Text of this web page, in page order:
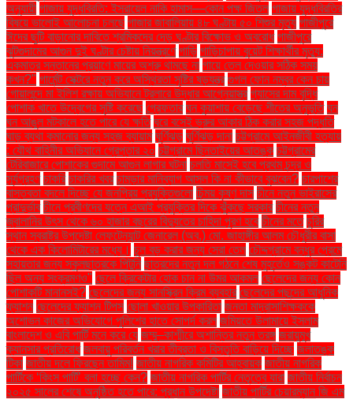
অনুযায়ী গাজায় যুদ্ধবিরতি: ইসরায়েল নাকি হামাস—কোন পক্ষ জিতল গাজায় যুদ্ধবিরতির
বিষয়ে ভালোই আলোচনা চলছে গাজার জাবালিয়ায় ৪৮ ঘণ্টায় ৫০ শিশুর মৃত্যু গাজীপুরে
ঈদের ছুটি বাড়ানোর দাবিতে শ্রমিকদের দেড় ঘণ্টার বিক্ষোভ ও অবরোধ গাজীপুরে
ঝুটগুদামের আগুন দুই ঘণ্টার চেষ্টায় নিয়ন্ত্রণে গাড়ি গাড়িচাপায় বুয়েট শিক্ষার্থীর মৃত্যু:
একমাত্র সন্তানের প্রয়াণে মায়ের অশ্রু থামছে না গায়ে তেল দেওয়ার সঠিক সময়
কখন?" গার্মেন্ট সেক্টরে নতুন করে অস্থিরতা সৃষ্টির ষড়যন্ত্র গুগল ফোন নম্বর কেন চায়
গোয়ালন্দে মা ইলিশ রক্ষায় অভিযানে ট্রলারে উদ্ধার আগ্নেয়াস্ত্র গ্যাসের দাম বৃদ্ধি
পোশাক খাতে উদ্বেগের সৃষ্টি করেছে গ্রেফতার ঘন কুয়াশায় বেড়েছে শীতের অনুভূতি ঘন
ঘন আঙুল মটকালে হতে পারে যে ক্ষতি ঘরে বসেই ভ্রুর আকার ঠিক করার সহজ পদ্ধতি
ঘাড় ব্যথা কমানোর জন্য সহজ ব্যায়াম ঘূর্ণিঝড় ঘূর্ণিঝড় দানা চট্টগ্রামে আইনজীবী হত্যায়
: যৌথ বাহিনীর অভিযানে গ্রেপ্তার ২০ চট্টগ্রামে ছিনতাইয়ের আতঙ্ক চট্টগ্রামের
টেরিবাজারে পোশাকের গুদামে আগুন লাগার ঘটনা চলতি মাসেই হবে প্রথম চন্দ্র ও
সূর্যগ্রহণ চাকরি চাকরির খবর চামড়ার মানিব্যাগ আসল কি না কীভাবে বুঝবেন? চারপাশের
বাস্তবতা বদলে দিচ্ছে যে জনপ্রিয় প্রযুক্তিগুলো চিন্ময় কৃষ্ণ দাস চীনে নতুন ভাইরাসের
প্রাদুর্ভাব চীনে প্রবীণদের যত্নে এআই প্রযুক্তির দিকে ঝুঁকছে সরকার চীনের নতুন
জ্বালানির উৎস থেকে ৬০ হাজার বছরের বিদ্যুতের চাহিদা পূরণ হবে চীনের মতে চুরির
স্থান স্বরাষ্ট্র উপদেষ্টা লেফটেন্যান্ট জেনারেল (অব.) মো. জাহাঙ্গীর আলম চৌধুরীর বাসা
থেকে এক কিলোমিটারের মধ্যে। চুল বড় করার জন্য সেরা তেল চৌদ্দগ্রামে বন্ধুর প্রেমে
সহায়তার জন্য স্কুলছাত্রকে পিটুনি ছাত্রদের নতুন দল গঠনে শেষ মুহূর্তেও সঙ্কট কাটেনি
ছিল অন্য সংক্রমণও" ছেলে ক্রিকেটার হোক চান না উমর আকমল ছেলেদের জন্য কোন
পোশাকটি মানানসই? ছেলেদের জন্য সানস্ক্রিন ক্রিম ব্যবহার ছেলেদের পছন্দের আধুনিক
ফ্যাশন ছেলেদের ফ্যাশন টিপস ছোলা খাওয়ার উপকারিতা জনতা মাদ্রাসাশিক্ষককে
অশোভন কাজের অভিযোগে পুলিশের হাতে সোপর্দ করল জমিয়তে উলামায়ে ইসলাম
বাংলাদেশ ও এবি পার্টি মনে করে যে জম্মু–কাশ্মীরে অশান্তির নতুন তরঙ্গ জরায়ুমুখ
ক্যানসার প্রতিরোধ জলবায়ু পরিবর্তন খরার তীব্রতা ও বিস্তৃতি বাড়িয়ে দিচ্ছে জলাতঙ্ক
টিকা জাতীয় দলে ফিরছেন তামিম! জাতীয় নাগরিক কমিটির আহ্বায়ক জাতীয় নাগরিক
পার্টিকে ‘কিংস পার্টি’ বলা হচ্ছে কেন? জাতীয় নাগরিক পার্টির নেতৃত্বে যারা জাতীয় নির্বাচন
২০২৫ সালের শেষে অনুষ্ঠিত হতে পারে: প্রধান উপদেষ্টা জাতীয় পার্টির চেয়ারম্যান জি এম